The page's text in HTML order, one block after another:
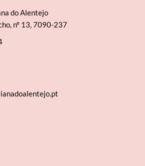
do Alentejo
nº 13, 7090-237